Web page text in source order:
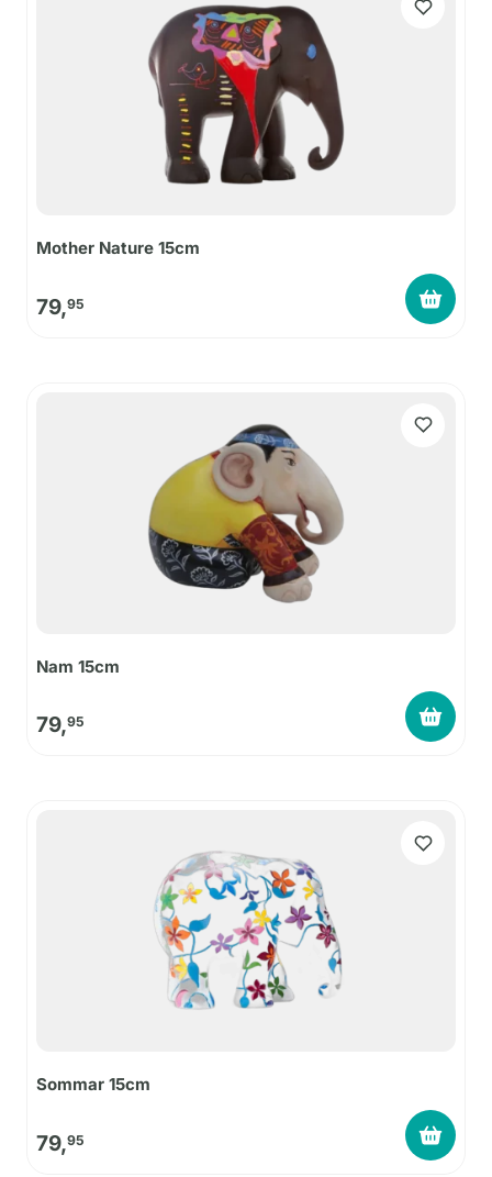
Mother Nature 15cm
79,95
Nam 15cm
79,95
Sommar 15cm
79,95